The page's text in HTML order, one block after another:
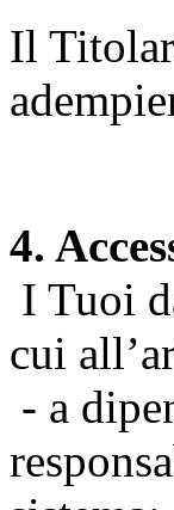
Il
4.
I Tuoi
cui
- a